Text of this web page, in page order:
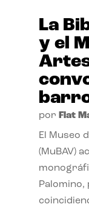
La
y el
por Flat
El Museo
(MuBAV)